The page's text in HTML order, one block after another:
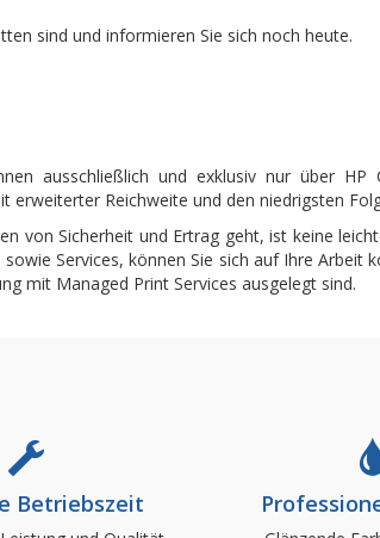
sind und informieren Sie sich noch heute.
ausschließlich und exklusiv nur über
erweiterter Reichweite und den niedrigsten
von Sicherheit und Ertrag geht, ist keine
Services, können Sie sich auf Ihre Arbeit
mit Managed Print Services ausgelegt sind.
BBT
Betriebszeit